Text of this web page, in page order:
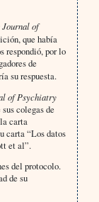
of
que había
respondió, por lo
de
su respuesta.
of Psychiatry
colegas de
carta
carta “Los datos
et al”.
del protocolo.
de su